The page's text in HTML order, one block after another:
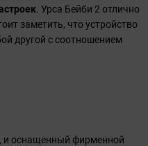
. Урса Бейби 2 отлично
заметить, что устройство
другой с соотношением
, и оснащенный фирменной